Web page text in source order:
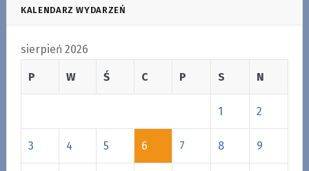
KALENDARZ WYDARZEŃ
sierpień 2026
P W Ś C P S N
1 2
3 4 5 6 7 8 9